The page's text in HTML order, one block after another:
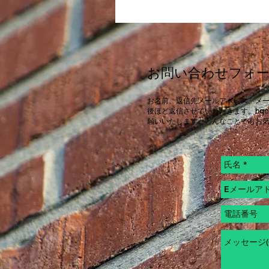
お問い合わせフォ
お名前、返信先メールアドレス、メ
後ほど返信させていただきます。
願いいたします。どんなことでもお